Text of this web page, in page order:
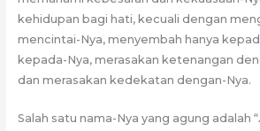
kehidupan bagi hati, kecuali dengan
mencintai-Nya, menyembah hanya
kepada-Nya, merasakan ketenangan
dan merasakan kedekatan dengan-Nya.
Salah satu nama-Nya yang agung adalah “